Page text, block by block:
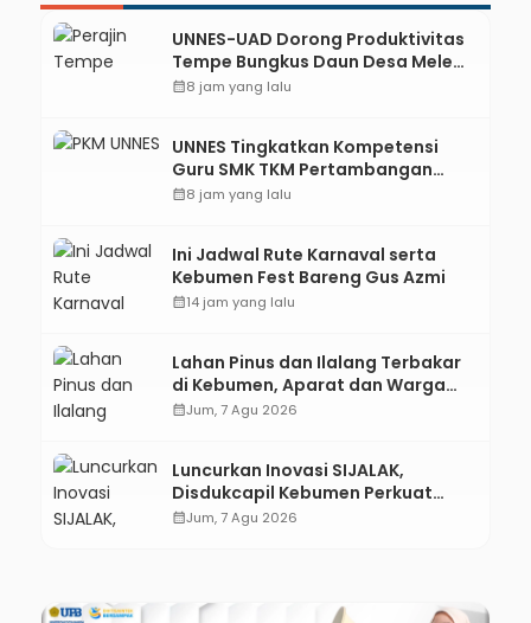
UNNES-UAD Dorong Produktivitas
Tempe Bungkus Daun Desa Meles,
Bantu Mesin dan Pendampingan
calendar_month8 jam yang lalu
UNNES Tingkatkan Kompetensi
Guru SMK TKM Pertambangan
Kebumen melalui Desain Green
calendar_month8 jam yang lalu
Ini Jadwal Rute Karnaval serta
Kebumen Fest Bareng Gus Azmi
calendar_month14 jam yang lalu
Lahan Pinus dan Ilalang Terbakar
di Kebumen, Aparat dan Warga
Padamkan Api Secara Manual
calendar_monthJum, 7 Agu 2026
Luncurkan Inovasi SIJALAK,
Disdukcapil Kebumen Perkuat
Jejaring Literasi Adminduk hingga
calendar_monthJum, 7 Agu 2026